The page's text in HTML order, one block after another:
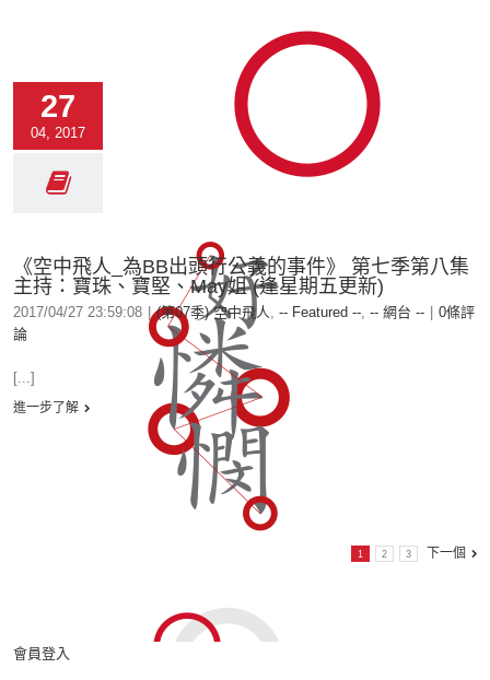
27
04, 2017
《空中飛人_為BB出頭行公義的事件》 第七季第八集
主持：寶珠、寶堅、May姐 (逢星期五更新)
2017/04/27 23:59:08 (第07季) 空中飛人, -- Featured --, -- 網台 --
0條評
論
[...]
進一步了解
1 2 3 下一個
會員登入